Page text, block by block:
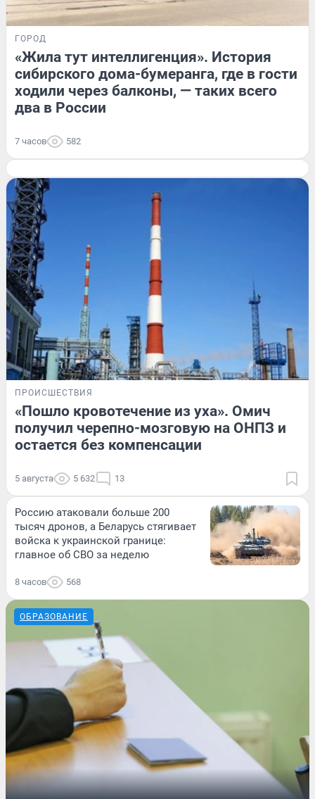
ГОРОД
«Жила тут интеллигенция». История
сибирского дома-бумеранга, где в гости
ходили через балконы, — таких всего
два в России
7 часов 582
ПРОИСШЕСТВИЯ
«Пошло кровотечение из уха». Омич
получил черепно-мозговую на ОНПЗ и
остается без компенсации
5 августа 5 632 13
Россию атаковали больше 200
тысяч дронов, а Беларусь стягивает
войска к украинской границе:
главное об СВО за неделю
8 часов 568
ОБРАЗОВАНИЕ